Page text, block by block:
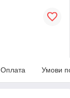
Оплата Умови